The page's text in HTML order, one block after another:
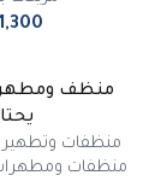
منظفات وتطهير
منظفات